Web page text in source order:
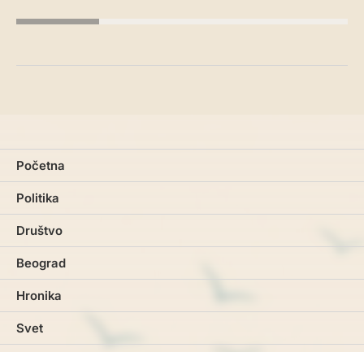
Početna
Politika
Društvo
Beograd
Hronika
Svet